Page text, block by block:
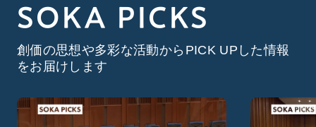
SOKA PICKS
創価の思想や多彩な活動からPICK UPした情報
をお届けします